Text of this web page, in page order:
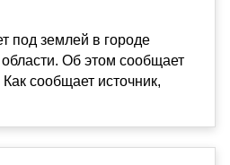
под землей в городе
Об этом сообщает
сообщает источник,